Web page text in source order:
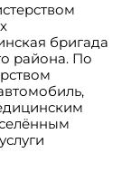
бригада
района. По